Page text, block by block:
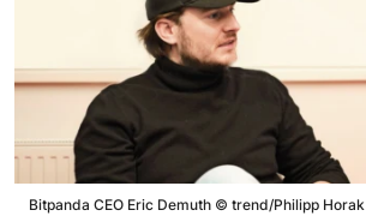
Bitpanda CEO Eric Demuth © trend/Philipp Horak